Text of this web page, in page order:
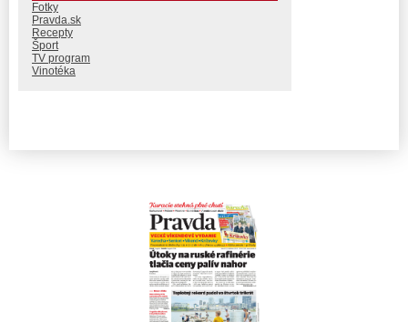
Fotky
Pravda.sk
Recepty
Šport
TV program
Vinotéka